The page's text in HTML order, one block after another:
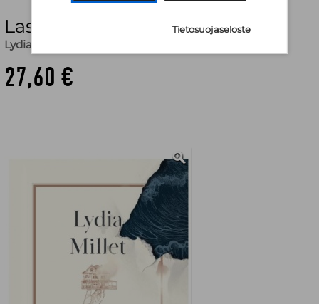
Lasten raamattu
Lydia Millet
27,60 €
Tietosuojaseloste